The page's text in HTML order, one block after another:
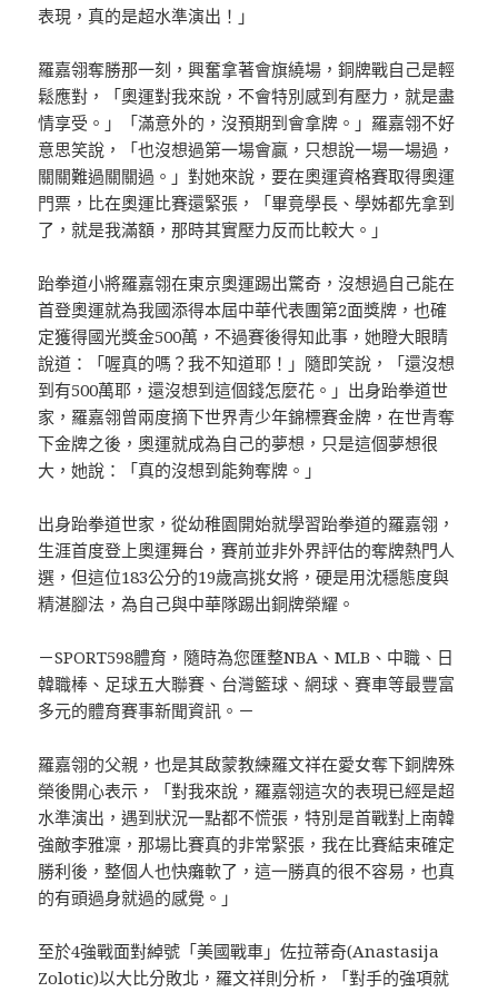
表現，真的是超水準演出！」
羅嘉翎奪勝那一刻，興奮拿著會旗繞場，銅牌戰自己是輕
鬆應對，「奧運對我來說，不會特別感到有壓力，就是盡
情享受。」「滿意外的，沒預期到會拿牌。」羅嘉翎不好
意思笑說，「也沒想過第一場會贏，只想說一場一場過，
關關難過關關過。」對她來說，要在奧運資格賽取得奧運
門票，比在奧運比賽還緊張，「畢竟學長、學姊都先拿到
了，就是我滿額，那時其實壓力反而比較大。」
跆拳道小將羅嘉翎在東京奧運踢出驚奇，沒想過自己能在
首登奧運就為我國添得本屆中華代表團第2面獎牌，也確
定獲得國光獎金500萬，不過賽後得知此事，她瞪大眼睛
說道：「喔真的嗎？我不知道耶！」隨即笑說，「還沒想
到有500萬耶，還沒想到這個錢怎麼花。」出身跆拳道世
家，羅嘉翎曾兩度摘下世界青少年錦標賽金牌，在世青奪
下金牌之後，奧運就成為自己的夢想，只是這個夢想很
大，她說：「真的沒想到能夠奪牌。」
出身跆拳道世家，從幼稚園開始就學習跆拳道的羅嘉翎，
生涯首度登上奧運舞台，賽前並非外界評估的奪牌熱門人
選，但這位183公分的19歲高挑女將，硬是用沈穩態度與
精湛腳法，為自己與中華隊踢出銅牌榮耀。
－SPORT598體育，隨時為您匯整NBA、MLB、中職、日
韓職棒、足球五大聯賽、台灣籃球、網球、賽車等最豐富
多元的體育賽事新聞資訊。－
羅嘉翎的父親，也是其啟蒙教練羅文祥在愛女奪下銅牌殊
榮後開心表示，「對我來說，羅嘉翎這次的表現已經是超
水準演出，遇到狀況一點都不慌張，特別是首戰對上南韓
強敵李雅凜，那場比賽真的非常緊張，我在比賽結束確定
勝利後，整個人也快癱軟了，這一勝真的很不容易，也真
的有頭過身就過的感覺。」
至於4強戰面對綽號「美國戰車」佐拉蒂奇(Anastasija
Zolotic)以大比分敗北，羅文祥則分析，「對手的強項就